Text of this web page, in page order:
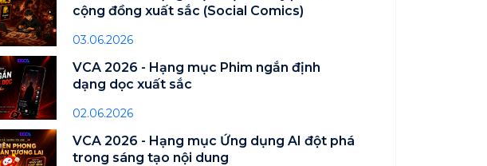
cộng đồng xuất sắc (Social Comics)
03.06.2026
VCA 2026 - Hạng mục Phim ngắn định
dạng dọc xuất sắc
02.06.2026
VCA 2026 - Hạng mục Ứng dụng AI đột phá
trong sáng tạo nội dung